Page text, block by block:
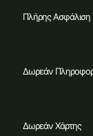
Πλήρης
Δωρεάν
Δωρεάν Χάρτης